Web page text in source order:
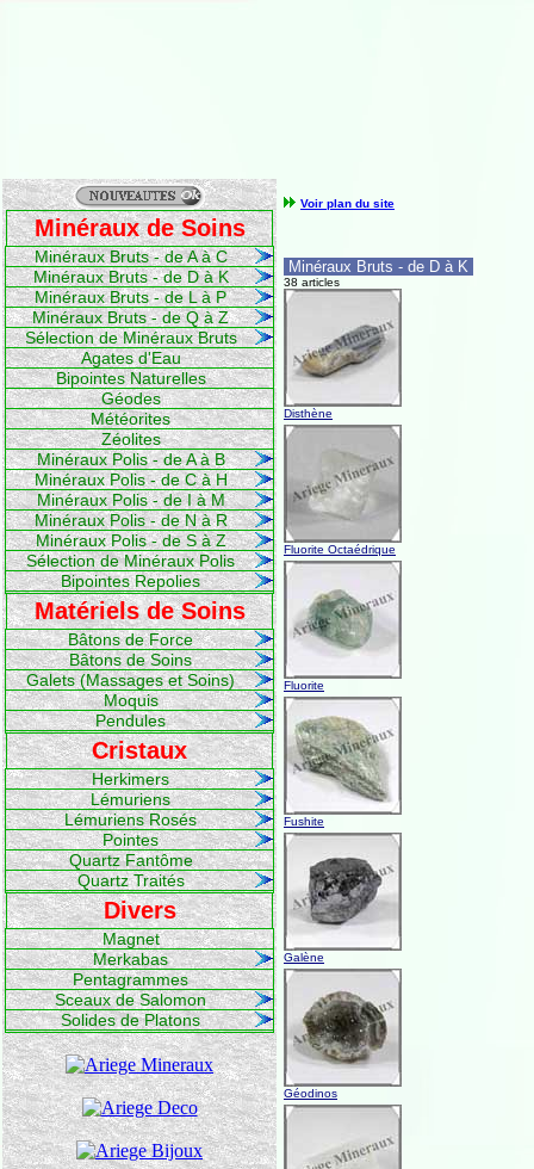
Minéraux de Soins
Minéraux Bruts - de A à C
Minéraux Bruts - de D à K
Minéraux Bruts - de L à P
Minéraux Bruts - de Q à Z
Sélection de Minéraux Bruts
Agates d'Eau
Bipointes Naturelles
Géodes
Météorites
Zéolites
Minéraux Polis - de A à B
Minéraux Polis - de C à H
Minéraux Polis - de I à M
Minéraux Polis - de N à R
Minéraux Polis - de S à Z
Sélection de Minéraux Polis
Bipointes Repolies
Matériels de Soins
Bâtons de Force
Bâtons de Soins
Galets (Massages et Soins)
Moquis
Pendules
Cristaux
Herkimers
Lémuriens
Lémuriens Rosés
Pointes
Quartz Fantôme
Quartz Traités
Divers
Magnet
Merkabas
Pentagrammes
Sceaux de Salomon
Solides de Platons
Voir plan du site
Minéraux Bruts - de D à K
38 articles
Disthène
Fluorite Octaédrique
Fluorite
Fushite
Galène
Géodinos